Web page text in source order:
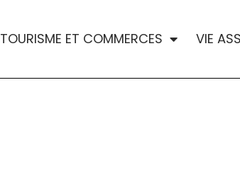
TOURISME ET COMMERCES VIE